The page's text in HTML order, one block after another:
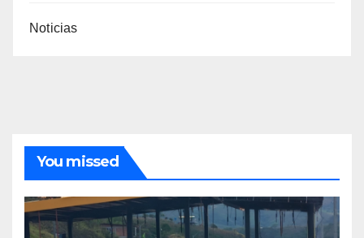
Noticias
You missed